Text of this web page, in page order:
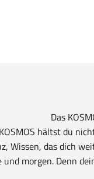
Das
hältst du
Wissen, das dich
morgen. Denn